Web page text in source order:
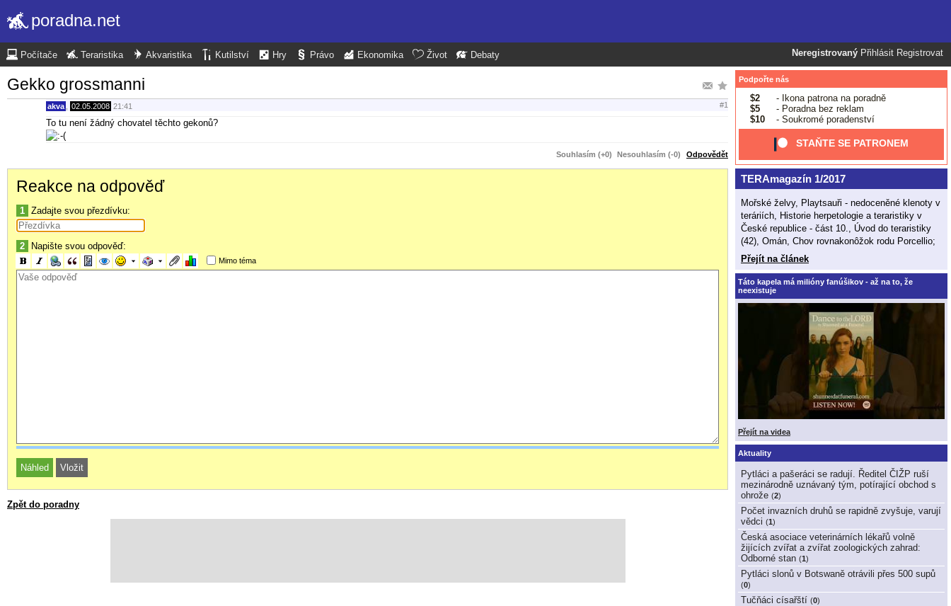
poradna.net
Neregistrovaný Přihlásit Registrovat
Počítače Teraristika Akvaristika Kutilství Hry Právo Ekonomika Život Debaty
Gekko grossmanni
akva 02.05.2008 21:41 #1
To tu není žádný chovatel těchto gekonů?
Souhlasím (+0) Nesouhlasím (-0) Odpovědět
Reakce na odpověď
1 Zadajte svou přezdívku:
2 Napište svou odpověď:
Mimo téma
Zpět do poradny
Podpořte nás
$2
- Ikona patrona na poradně
$5
- Poradna bez reklam
$10
- Soukromé poradenství
STAŇTE SE PATRONEM
TERAmagazín 1/2017
Mořské želvy, Playtsauři - nedoceněné klenoty v
teráriích, Historie herpetologie a teraristiky v
České republice - část 10., Úvod do teraristiky
(42), Omán, Chov rovnakonôžok rodu Porcellio;
Přejít na článek
Táto kapela má milióny fanúšikov - až na to, že
neexistuje
Přejít na videa
Aktuality
Pytláci a pašeráci se radují. Ředitel ČIŽP ruší
mezinárodně uznávaný tým, potírající obchod s
ohrože (2)
Počet invazních druhů se rapidně zvyšuje, varují
vědci (1)
Česká asociace veterinárních lékařů volně
žijících zvířat a zvířat zoologických zahrad:
Odborné stan (1)
Pytláci slonů v Botswaně otrávili přes 500 supů
(0)
Tučňáci císařští (0)